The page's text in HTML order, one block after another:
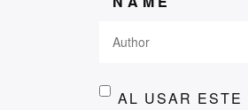
AL USAR ESTE